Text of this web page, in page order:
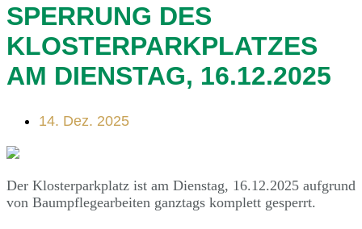
SPERRUNG DES
KLOSTERPARKPLATZES
AM DIENSTAG, 16.12.2025
14. Dez. 2025
Der Klosterparkplatz ist am Dienstag, 16.12.2025 aufgrund
von Baumpflegearbeiten ganztags komplett gesperrt.